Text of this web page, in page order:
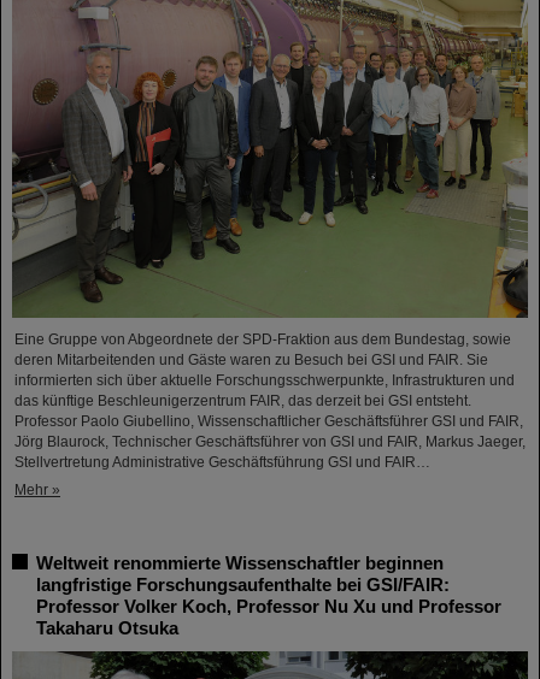
Eine Gruppe von Abgeordnete der SPD-Fraktion aus dem Bundestag, sowie
deren Mitarbeitenden und Gäste waren zu Besuch bei GSI und FAIR. Sie
informierten sich über aktuelle Forschungsschwerpunkte, Infrastrukturen und
das künftige Beschleunigerzentrum FAIR, das derzeit bei GSI entsteht.
Professor Paolo Giubellino, Wissenschaftlicher Geschäftsführer GSI und FAIR,
Jörg Blaurock, Technischer Geschäftsführer von GSI und FAIR, Markus Jaeger,
Stellvertretung Administrative Geschäftsführung GSI und FAIR…
Mehr »
Weltweit renommierte Wissenschaftler beginnen
langfristige Forschungsaufenthalte bei GSI/FAIR:
Professor Volker Koch, Professor Nu Xu und Professor
Takaharu Otsuka